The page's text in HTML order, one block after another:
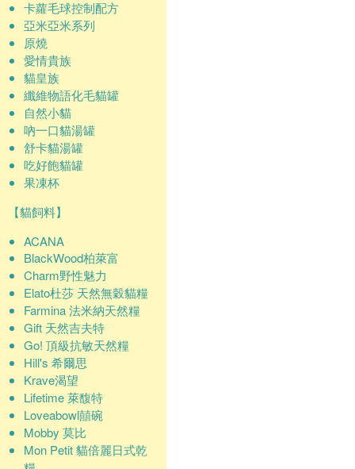
卡蘿毛球控制配方
亞米亞米系列
原燒
愛情貴族
貓皇族
纖維物語化毛貓罐
自然小貓
吶一口貓湯罐
舒卡貓湯罐
吃好飽貓罐
果凍杯
【貓飼料】
ACANA
BlackWood柏萊富
Charm野性魅力
Elato杜莎 天然無穀貓糧
Farmina 法米納天然糧
Gift 天然吉夫特
Go! 頂級抗敏天然糧
Hill's 希爾思
Krave渴望
Lifetime 萊馥特
Loveabowl囍碗
Mobby 莫比
Mon Petit 貓倍麗日式乾